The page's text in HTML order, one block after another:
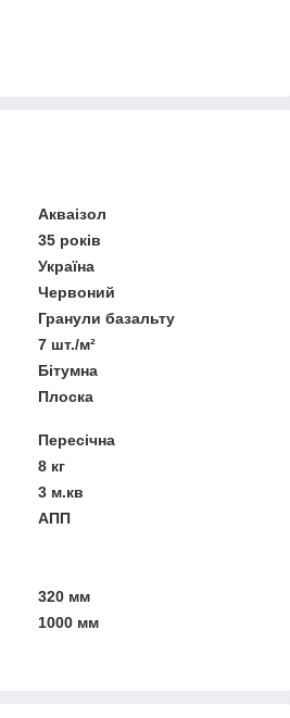
Акваізол
35 років
Україна
Червоний
Гранули базальту
7 шт./м²
Бітумна
Плоска
Пересічна
8 кг
3 м.кв
АПП
320 мм
1000 мм